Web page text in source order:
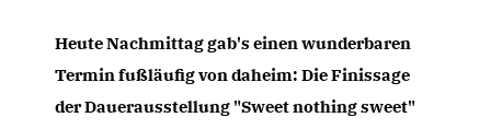
Heute Nachmittag gab's einen wunderbaren
Termin fußläufig von daheim: Die Finissage
der Dauerausstellung "Sweet nothing sweet"